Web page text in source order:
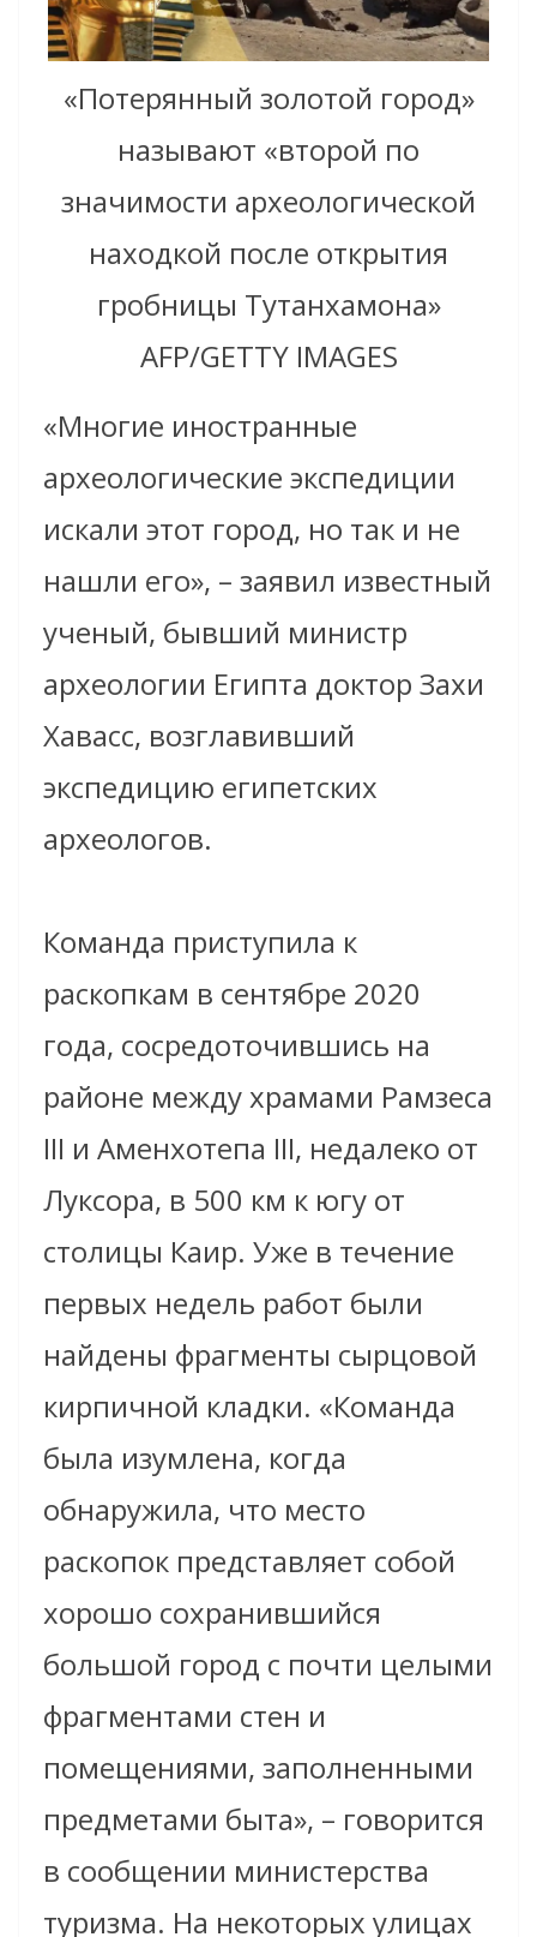
«Потерянный золотой город»
называют «второй по
значимости археологической
находкой после открытия
гробницы Тутанхамона»
AFP/GETTY IMAGES
«Многие иностранные
археологические экспедиции
искали этот город, но так и не
нашли его», – заявил известный
ученый, бывший министр
археологии Египта доктор Захи
Хавасс, возглавивший
экспедицию египетских
археологов.
Команда приступила к
раскопкам в сентябре 2020
года, сосредоточившись на
районе между храмами Рамзеса
III и Аменхотепа III, недалеко от
Луксора, в 500 км к югу от
столицы Каир. Уже в течение
первых недель работ были
найдены фрагменты сырцовой
кирпичной кладки. «Команда
была изумлена, когда
обнаружила, что место
раскопок представляет собой
хорошо сохранившийся
большой город с почти целыми
фрагментами стен и
помещениями, заполненными
предметами быта», – говорится
в сообщении министерства
туризма. На некоторых улицах